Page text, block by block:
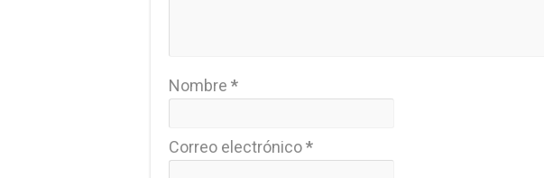
Nombre *
Correo electrónico*